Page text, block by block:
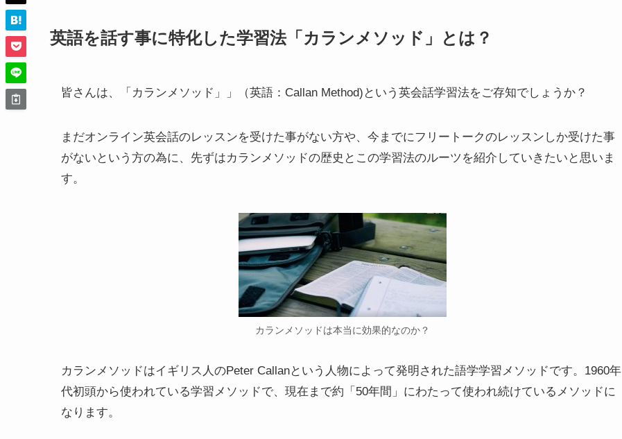
英語を話す事に特化した学習法「カランメソッド」とは？
皆さんは、「カランメソッド」」（英語：Callan Method)という英会話学習法をご存知でしょうか？
まだオンライン英会話のレッスンを受けた事がない方や、今までにフリートークのレッスンしか受けた事
がないという方の為に、先ずはカランメソッドの歴史とこの学習法のルーツを紹介していきたいと思いま
す。
カランメソッドは本当に効果的なのか？
カランメソッドはイギリス人のPeter Callanという人物によって発明された語学学習メソッドです。1960年
代初頭から使われている学習メソッドで、現在まで約「50年間」にわたって使われ続けているメソッドに
なります。